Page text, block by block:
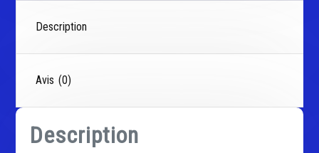
Description
Avis (0)
Description